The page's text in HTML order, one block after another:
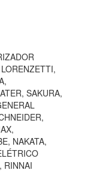
SAKURA,
NAKATA,
RINNAI